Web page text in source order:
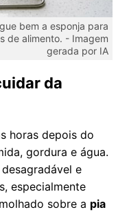
bem a esponja para
de alimento. - Imagem
gerada por IA
da
horas depois do
gordura e água.
e
especialmente
sobre a pia